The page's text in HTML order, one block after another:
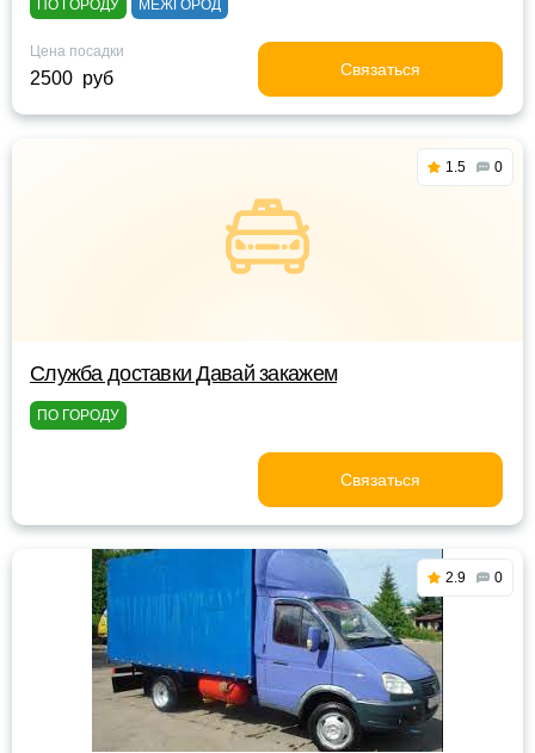
ПО ГОРОДУ МЕЖГОРОД
Цена посадки
2500 руб Связаться
1.5 0
Служба доставки Давай закажем
ПО ГОРОДУ
Связаться
2.9 0